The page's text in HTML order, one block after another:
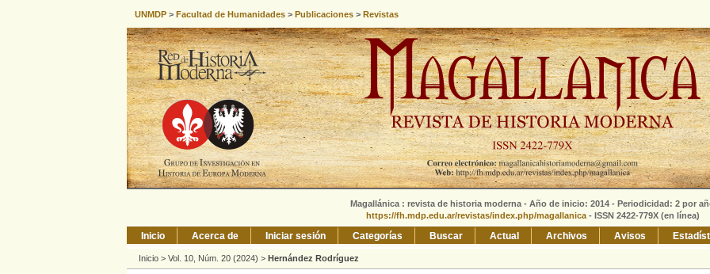
UNMDP > Facultad de Humanidades > Publicaciones > Revistas
Magallánica : revista de historia moderna - Año de inicio: 2014 - Periodicidad: 2 por
https://fh.mdp.edu.ar/revistas/index.php/magallanica - ISSN 2422-779X (en línea)
Inicio Acerca de Iniciar sesión Categorías Buscar Actual Archivos Avisos
Inicio > Vol. 10, Núm. 20 (2024) > Hernández Rodríguez